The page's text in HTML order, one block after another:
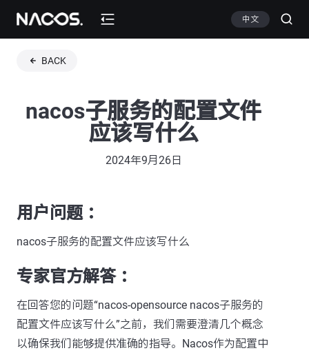
中文
BACK
nacos子服务的配置文件
应该写什么
2024年9月26日
用户问题 ：
nacos子服务的配置文件应该写什么
专家官方解答 ：
在回答您的问题“nacos-opensource nacos子服务的
配置文件应该写什么”之前，我们需要澄清几个概念
以确保我们能够提供准确的指导。Nacos作为配置中